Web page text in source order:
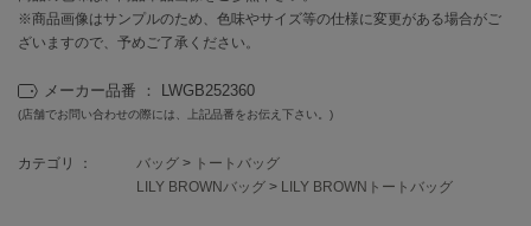
emmi atelier
emmi yoga
※商品画像はサンプルのため、色味やサイズ等の仕様に変更がある場合がご
ざいますので、予めご了承ください。
メーカー品番 ： LWGB252360
(店舗でお問い合わせの際には、上記品番をお伝え下さい。)
カテゴリ ： バッグ > トートバッグ
LILY BROWNバッグ > LILY BROWNトートバッグ